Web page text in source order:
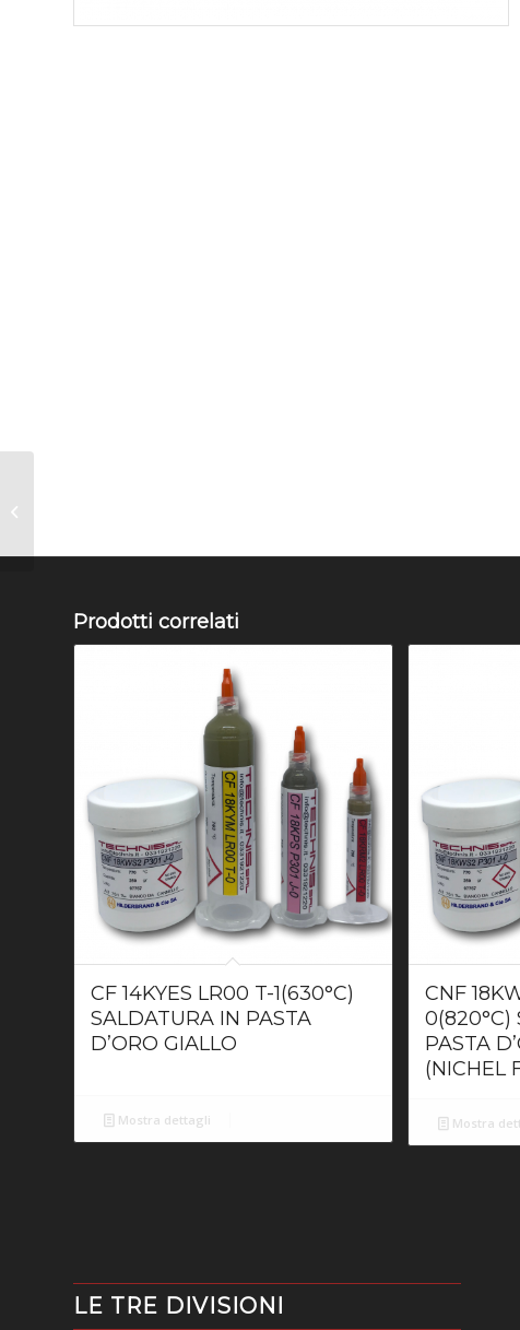
Prodotti correlati
CF 14KYES LR00 T-1(630°C)
SALDATURA IN PASTA
D’ORO GIALLO
Mostra dettagli
CNF
0(820°C)
PASTA
(NICHEL
Mostra
LE TRE DIVISIONI